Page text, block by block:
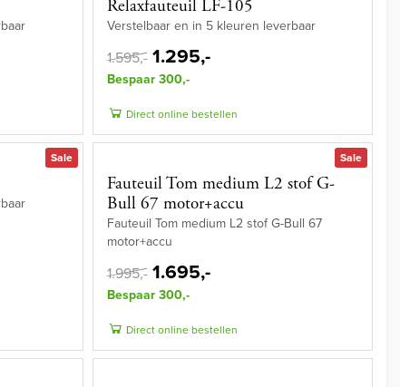
Relaxfauteuil LF-105
Verstelbaar en in 5 kleuren leverbaar
1.595,- 1.295,-
Bespaar 300,-
Direct online bestellen
Sale Sale
Fauteuil Tom medium L2 stof G-
Bull 67 motor+accu
Fauteuil Tom medium L2 stof G-Bull 67
motor+accu
1.995,- 1.695,-
Bespaar 300,-
Direct online bestellen